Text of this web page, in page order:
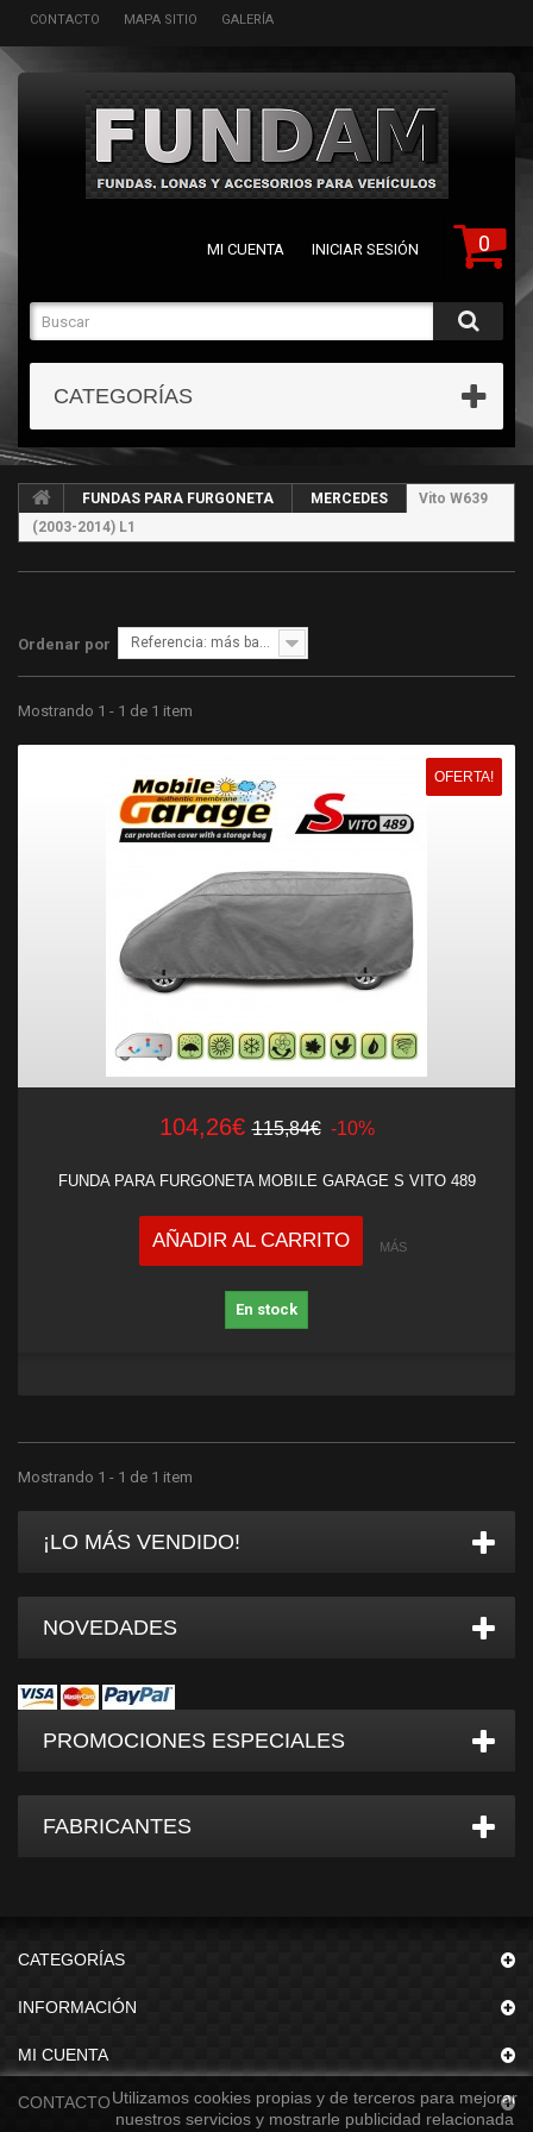
CONTACTO MAPA SITIO GALERÍA
0
MI CUENTA INICIAR SESIÓN
CATEGORÍAS
FUNDAS PARA FURGONETA MERCEDES
Vito W639
(2003-2014) L1
Ordenar por Referencia: más bajo primero
Mostrando 1 - 1 de 1 item
OFERTA!
104,26€ 115,84€ -10%
FUNDA PARA FURGONETA MOBILE GARAGE S VITO 489
AÑADIR AL CARRITO MÁS
En stock
Mostrando 1 - 1 de 1 item
¡LO MÁS VENDIDO!
NOVEDADES
PROMOCIONES ESPECIALES
FABRICANTES
CATEGORÍAS
INFORMACIÓN
MI CUENTA
CONTACTOUtilizamos cookies propias y de terceros para mejorar
nuestros servicios y mostrarle publicidad relacionada